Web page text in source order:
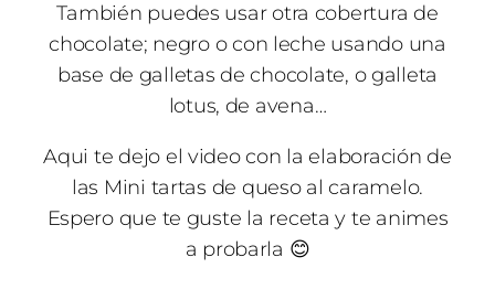
También puedes usar otra cobertura de
chocolate; negro o con leche usando una
base de galletas de chocolate, o galleta
lotus, de avena…
Aqui te dejo el video con la elaboración de
las Mini tartas de queso al caramelo.
Espero que te guste la receta y te animes
a probarla 😊